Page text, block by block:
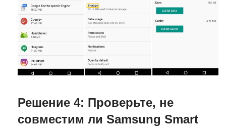
Решение 4: Проверьте, не
совместим ли Samsung Smart